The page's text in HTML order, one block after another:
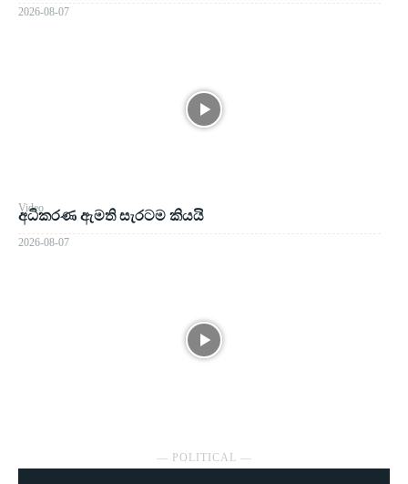
2026-08-07
Video
අධිකරණ ඇමති සැරටම කියයි
2026-08-07
― POLITICAL ―